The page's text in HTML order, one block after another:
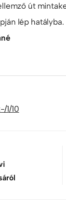
út
lép hatályba.
1/10